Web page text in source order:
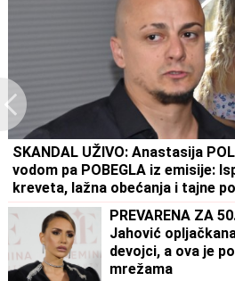
SKANDAL UŽIVO: Anastasija
vodom pa POBEGLA iz emisije:
kreveta, lažna obećanja i tajne
PREVARENA ZA
Jahović
devojci, a ova je
mrežama